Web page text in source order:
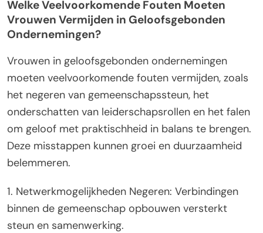
Welke Veelvoorkomende Fouten Moeten
Vrouwen Vermijden in Geloofsgebonden
Ondernemingen?
Vrouwen in geloofsgebonden ondernemingen
moeten veelvoorkomende fouten vermijden, zoals
het negeren van gemeenschapssteun, het
onderschatten van leiderschapsrollen en het falen
om geloof met praktischheid in balans te brengen.
Deze misstappen kunnen groei en duurzaamheid
belemmeren.
1. Netwerkmogelijkheden Negeren: Verbindingen
binnen de gemeenschap opbouwen versterkt
steun en samenwerking.